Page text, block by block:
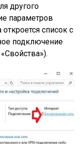
другого
параметров
список с
подключение